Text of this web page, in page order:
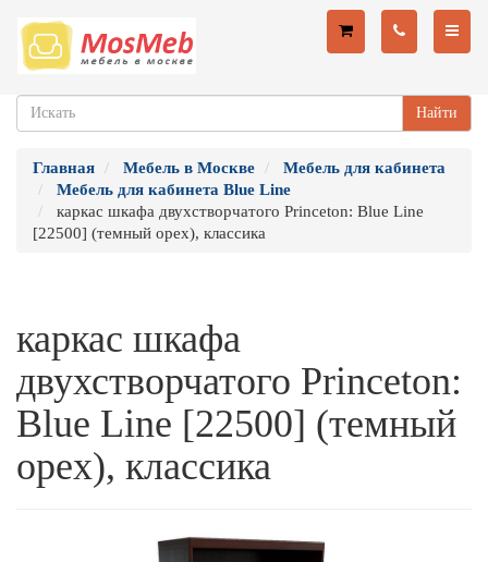
Найти
Главная Мебель в Москве
Мебель для кабинета
Мебель для кабинета Blue Line
каркас шкафа двухстворчатого Princeton: Blue Line
[22500] (темный орех), классика
каркас шкафа
двухстворчатого Princeton:
Blue Line [22500] (темный
орех), классика